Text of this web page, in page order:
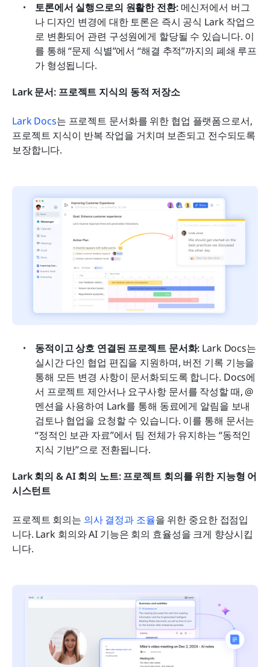
토론에서 실행으로의 원활한 전환: 메신저에서 버그
나 디자인 변경에 대한 토론은 즉시 공식 Lark 작업으
로 변환되어 관련 구성원에게 할당될 수 있습니다. 이
를 통해 “문제 식별”에서 “해결 추적”까지의 폐쇄 루프
가 형성됩니다.
Lark 문서: 프로젝트 지식의 동적 저장소
Lark Docs는 프로젝트 문서화를 위한 협업 플랫폼으로서,
프로젝트 지식이 반복 작업을 거치며 보존되고 전수되도록
보장합니다.
동적이고 상호 연결된 프로젝트 문서화: Lark Docs는
실시간 다인 협업 편집을 지원하며, 버전 기록 기능을
통해 모든 변경 사항이 문서화되도록 합니다. Docs에
서 프로젝트 제안서나 요구사항 문서를 작성할 때, @
멘션을 사용하여 Lark를 통해 동료에게 알림을 보내
검토나 협업을 요청할 수 있습니다. 이를 통해 문서는
“정적인 보관 자료”에서 팀 전체가 유지하는 “동적인
지식 기반”으로 전환됩니다.
Lark 회의 & AI 회의 노트: 프로젝트 회의를 위한 지능형 어
시스턴트
프로젝트 회의는 의사 결정과 조율을 위한 중요한 접점입
니다. Lark 회의와 AI 기능은 회의 효율성을 크게 향상시킵
니다.